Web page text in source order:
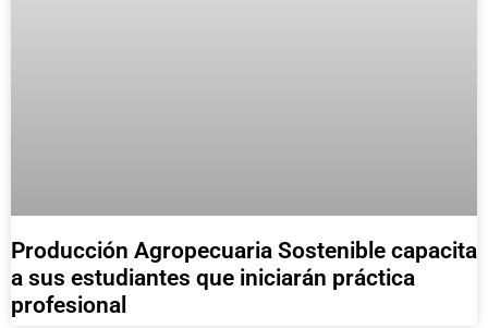
Producción Agropecuaria Sostenible capacita
a sus estudiantes que iniciarán práctica
profesional